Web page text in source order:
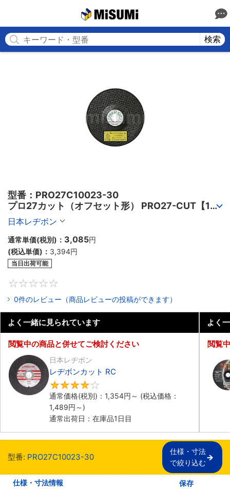
検索
型番：PRO27C10023-30
プロ27カット（オフセット形） PRO27-CUT【10
個入り】
日本レヂボン
通常単価(税別)： 3,085円
(税込単価)： 3,394円
当日出荷可能
0件のレビュー（商品レビューの投稿ができます）
よく一緒に見られています
閲覧中の商品と併せてご検討ください
日本レヂボン
レヂボンカット RC
通常価格(税別)： 1,354円 ～ (税込価格：
1,489円 ～)
通常出荷日：在庫品1日目
よく
閲覧
型番: PRO27C10023-30
仕様・寸法
で絞り込む
仕様・寸法情報 保存